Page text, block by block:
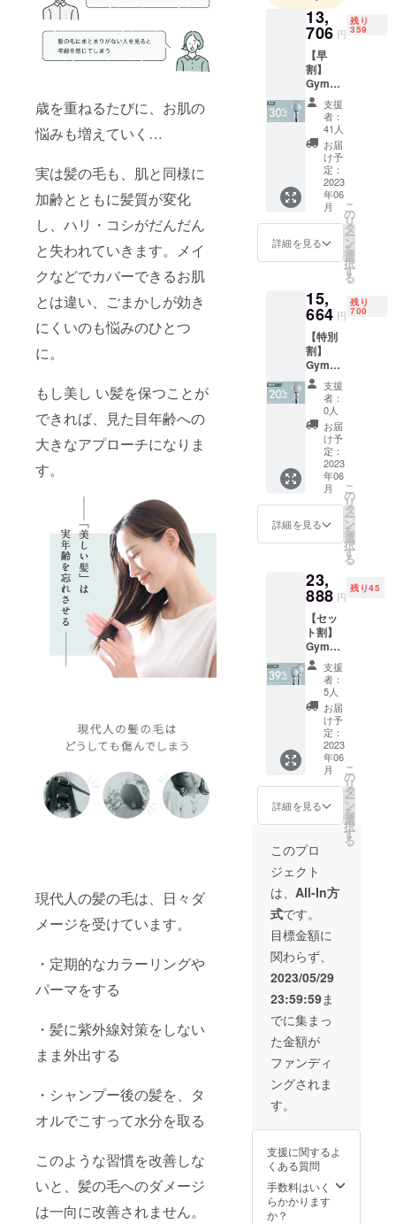
歳を重ねるたびに、お肌の
悩みも増えていく…
実は髪の毛も、肌と同様に
加齢とともに髪質が変化
し、ハリ・コシがだんだん
と失われていきます。メイ
クなどでカバーできるお肌
とは違い、ごまかしが効き
にくいのも悩みのひとつ
に。
もし美し い髪を保つことが
できれば、見た目年齢への
大きなアプローチになりま
す。
現代人の髪の毛は、日々ダ
メージを受けています。
・定期的なカラーリングや
パーマをする
・髪に紫外線対策をしない
まま外出する
・シャンプー後の髪を、タ
オルでこすって水分を取る
このような習慣を改善しな
いと、髪の毛へのダメージ
は一向に改善されません。
す。 顧客密
着型のスタ
イルにこだ
わり、より
業界に精通
した、ご要
望に沿った
商品を企画
13,
706 円
残り
359
【早
割】
Gyms
シャ
ワー
ヘッド
（HMC-
911SH
）×1 [1
セット
あた
り、一
般販売
予定価
格
（税・
送料
込）の
30%OF
F] 【送
料につ
いて】
商品代
金に
は、ご
自宅ま
での送
料も含
まれて
おりま
す。
【その
ジェク
トを通
定を上
回る皆
様から
ご支援
を頂
き、現
在進め
ている
環境か
ら量産
体制を
更に整
えるこ
とがで
規販売
販売予
定価格
がる可
能性も
ござい
ます。
支援
者：
41人
お届
け予
定：
2023
年06
月
詳細を見る
こ
の
リ
タ
ー
ン
を
選
択
す
る
15,
664 円
残り
700
【特別
割】
Gyms
シャ
ワー
ヘッド
（HMC-
911SH
）×1 [1
セット
あた
り、一
般販売
予定価
格
（税・
送料
込）の
20%OF
F] 【送
料につ
いて】
商品代
金に
は、ご
自宅ま
での送
料も含
まれて
おりま
す。
【その
※本プロ
トを通
して想
定を上
回る皆
様から
ご支援
を頂
き、現
ている
環境か
ら量産
体制を
更に整
えるこ
とがで
規販売
価格が
販売予
定価格
より下
がる可
支援
者：
0人
お届
け予
定：
2023
年06
月
詳細を見る
こ
の
リ
タ
ー
ン
を
選
択
す
る
23,
888 円
残り45
【セッ
ト割】
Gyms
シャ
ワー
ヘッド
（HMC-
911SH
）×2 [2
セット
あた
り、一
般販売
予定価
格
円
（税・
送料
込）の
39%OF
F] 【送
料につ
いて】
商品代
金に
は、ご
自宅ま
での送
料も含
まれて
おりま
す。
【その
※本プロ
トを通
して想
定を上
回る皆
支援
者：
5人
お届
け予
定：
2023
年06
月
詳細を見る
こ
の
リ
タ
ー
ン
を
選
択
す
る
このプロ
ジェクト
は、 All-In方
式です。
目標金額に
関わらず、
2023/05/29
23:59:59ま
でに集まっ
た金額が
ファンディ
ングされま
す。
支援に関するよ
くある質問
手数料はいく
らかかります
か？